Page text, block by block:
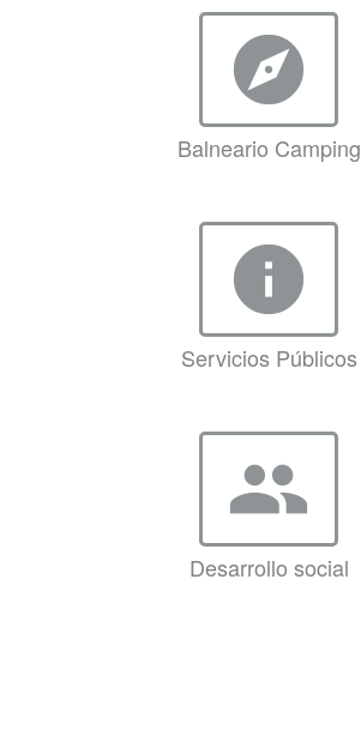
explore
Balneario Camping
info
Servicios Públicos
group
Desarrollo social